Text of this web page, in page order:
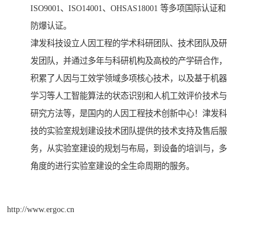
ISO9001、ISO14001、OHSAS18001 等多项国际认证和
防爆认证。
津发科技设立人因工程的学术科研团队、技术团队及研
发团队，并通过多年与科研机构及高校的产学研合作，
积累了人因与工效学领域多项核心技术，以及基于机器
学习等人工智能算法的状态识别和人机工效评价技术与
研究方法等，是国内的人因工程技术创新中心！津发科
技的实验室规划建设技术团队提供的技术支持及售后服
务，从实验室建设的规划与布局，到设备的培训与，多
角度的进行实验室建设的全生命周期的服务。
http://www.ergoc.cn